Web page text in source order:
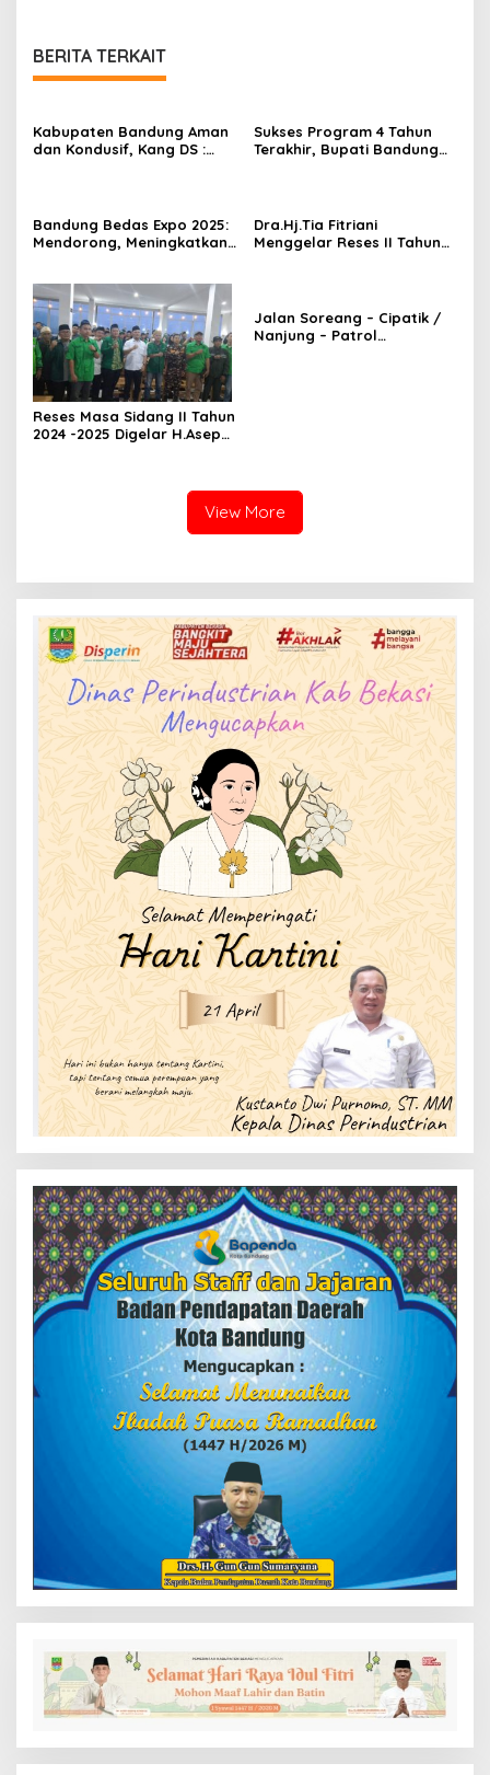
BERITA TERKAIT
Kabupaten Bandung Aman
dan Kondusif, Kang DS :
Sukses Program 4 Tahun
Terakhir, Bupati Bandung
Bandung Bedas Expo 2025:
Mendorong, Meningkatkan
Dra.Hj.Tia Fitriani
Menggelar Reses II Tahun
Reses Masa Sidang II Tahun
2024 -2025 Digelar H.Asep
Jalan Soreang – Cipatik /
Nanjung – Patrol
View More